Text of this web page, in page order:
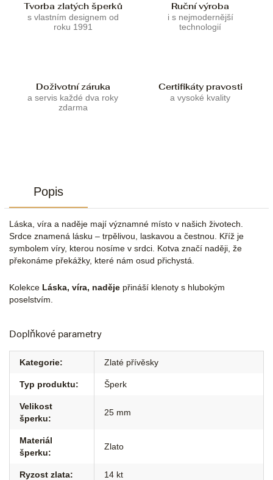
Tvorba zlatých šperků
s vlastním designem od
roku 1991
Ruční výroba
i s nejmodernější
technologií
Doživotní záruka
a servis každé dva roky
zdarma
Certifikáty pravosti
a vysoké kvality
Popis
Láska, víra a naděje mají významné místo v našich životech.
Srdce znamená lásku – trpělivou, laskavou a čestnou. Kříž je
symbolem víry, kterou nosíme v srdci. Kotva značí naději, že
překonáme překážky, které nám osud přichystá.
Kolekce Láska, víra, naděje přináší klenoty s hlubokým
poselstvím.
Doplňkové parametry
Kategorie: Zlaté přívěsky
Typ produktu: Šperk
Velikost
šperku:
25 mm
Materiál
šperku:
Zlato
Ryzost zlata: 14 kt